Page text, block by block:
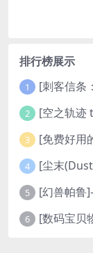
排行榜展示
1 [刺客信条
2
3
4 [尘末
5 [幻兽帕鲁
6